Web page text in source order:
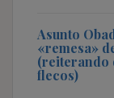
Asunto
«remesa»
(reiterando
flecos)